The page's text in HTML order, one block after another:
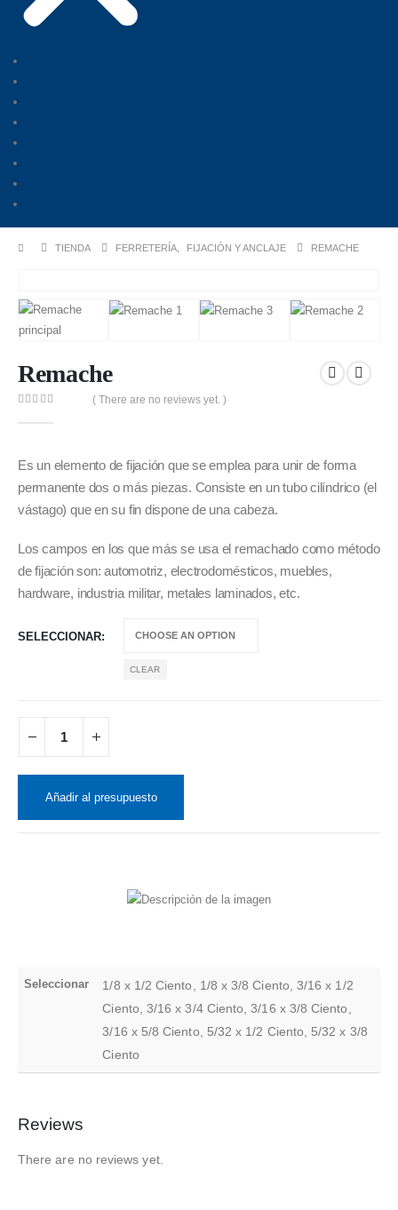
TIENDA FERRETERÍA FIJACIÓN Y ANCLAJE REMACHE
Remache
( There are no reviews yet. )
Es un elemento de fijación que se emplea para unir de forma
permanente dos o más piezas. Consiste en un tubo cilíndrico (el
vástago) que en su fin dispone de una cabeza.
Los campos en los que más se usa el remachado como método
de fijación son: automotriz, electrodomésticos, muebles,
hardware, industria militar, metales laminados, etc.
SELECCIONAR
CLEAR
Añadir al presupuesto
Seleccionar
1/8 x 1/2 Ciento, 1/8 x 3/8 Ciento, 3/16 x 1/2
Ciento, 3/16 x 3/4 Ciento, 3/16 x 3/8 Ciento,
3/16 x 5/8 Ciento, 5/32 x 1/2 Ciento, 5/32 x 3/8
Ciento
Reviews
There are no reviews yet.